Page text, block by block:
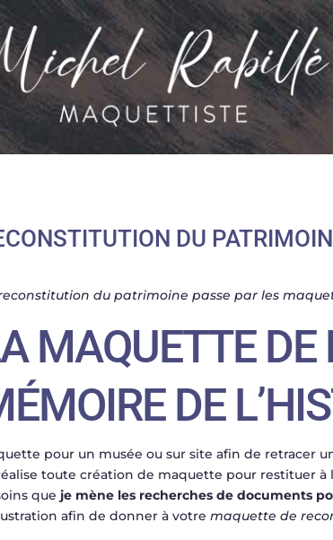
DU
du patrimoine passe par les
MAQUETTE
DE
pour un musée ou sur site afin de retracer
toute création de maquette pour restituer
que je mène les recherches de documents
afin de donner à votremaquette de